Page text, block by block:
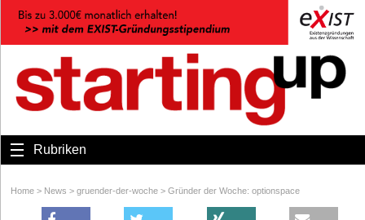
Rubriken
Home > News > gruender-der-woche > Gründer der Woche: optionspace